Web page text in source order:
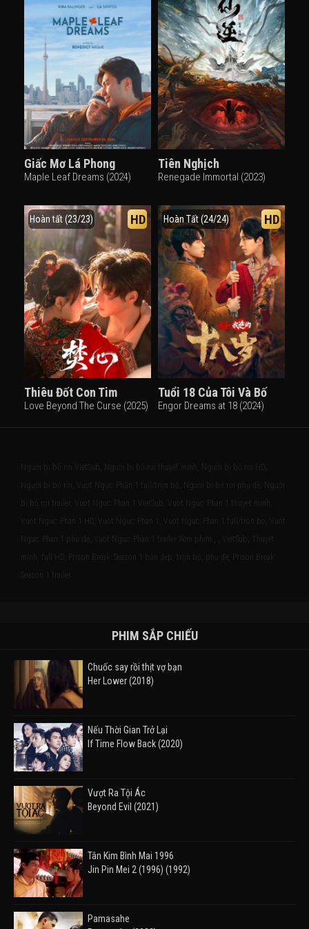
Giấc Mơ Lá Phong
Maple Leaf Dreams (2024)
Tiên Nghịch
Renegade Immortal (2023)
Hoàn tất (23/23) HD
Thiêu Đốt Con Tim
Love Beyond The Curse (2025)
Hoàn Tất (24/24) HD
Tuổi 18 Của Tôi Và Bố
Engor Dreams at 18 (2024)
Người bị bỏ rơi VietSub, Người bị bỏ rơi thuyết minh, Người bị bỏ rơi HD,
Người bị bỏ rơi, Vượt Ngục: Phần 1 full/trọn bộ, Người bị bỏ rơi phụ đề, Người
bị bỏ rơi trailer, Vuot Nguc: Phan 1 VietSub, Vuot Nguc: Phan 1 thuyet minh,
Vuot Nguc: Phan 1 HD, Vuot Nguc: Phan 1, Vuot Nguc: Phan 1 full/tron bo, Vuot
Nguc: Phan 1 phu de, Vuot Nguc: Phan 1 trailer Xem phim , , VietSub, Thuyết
minh, full HD, Prison Break: Season 1 bản đẹp, trọn bộ, phụ đề, Prison Break:
Season 1 trailer
PHIM SẮP CHIẾU
Chuốc say rồi thịt vợ bạn
Her Lower (2018)
Nếu Thời Gian Trở Lại
If Time Flow Back (2020)
Vượt Ra Tội Ác
Beyond Evil (2021)
Tân Kim Bình Mai 1996
Jin Pin Mei 2 (1996) (1992)
Pamasahe